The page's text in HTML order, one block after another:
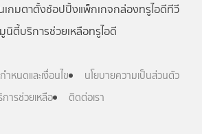
เกมตาตั้งช้อปปิ้งแพ็กเกจกล่องทรูไอดีทีวี
นิตี้บริการช่วยเหลือทรูไอดี
ำหนดและเงื่อนไข
นโยบายความเป็นส่วนตัว
การช่วยเหลือ
ติดต่อเรา